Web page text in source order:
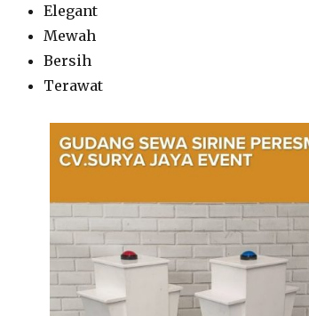
Elegant
Mewah
Bersih
Terawat